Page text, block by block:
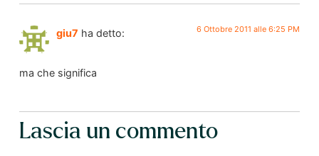
giu7 ha detto: 6 Ottobre 2011 alle 6:25 PM
ma che significa
Lascia un commento